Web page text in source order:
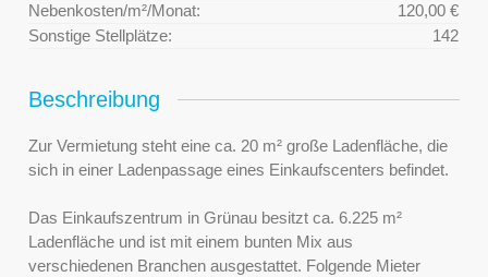
Nebenkosten/m²/Monat:
120,00 €
Sonstige Stellplätze:
142
Beschreibung
Zur Vermietung steht eine ca. 20 m² große Ladenfläche, die
sich in einer Ladenpassage eines Einkaufscenters befindet.
Das Einkaufszentrum in Grünau besitzt ca. 6.225 m²
Ladenfläche und ist mit einem bunten Mix aus
verschiedenen Branchen ausgestattet. Folgende Mieter